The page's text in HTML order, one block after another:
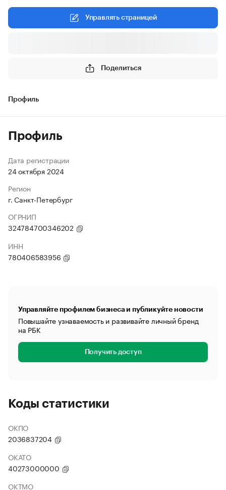
Управлять страницей
Поделиться
Профиль
Профиль
Дата регистрации
24 октября 2024
Регион
г. Санкт-Петербург
ОГРНИП
324784700346202
ИНН
780406583956
Управляйте профилем бизнеса и публикуйте новости
Повышайте узнаваемость и развивайте личный бренд
на РБК
Получить доступ
Коды статистики
ОКПО
2036837204
ОКАТО
40273000000
ОКТМО